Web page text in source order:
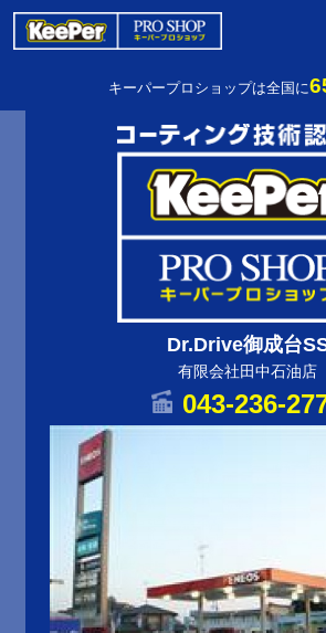
キーパープロショップは全国に
Dr.Drive御成台
有限会社田中石油店
043-236-